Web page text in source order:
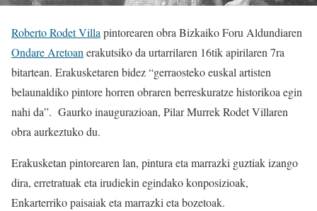
Roberto Rodet Villapintorearen obra Bizkaiko Foru Aldundiaren
Ondare Aretoanerakutsiko da urtarrilaren 16tik apirilaren 7ra
bitartean. Erakusketaren bidez “gerraosteko euskal artisten
belaunaldiko pintore horren obraren berreskuratze historikoa egin
nahi da”. Gaurko inaugurazioan, Pilar Murrek Rodet Villaren
obra aurkeztuko du.
Erakusketan pintorearen lan, pintura eta marrazki guztiak izango
dira, erretratuak eta irudiekin egindako konposizioak,
Enkarterriko paisaiak eta marrazki eta bozetoak.